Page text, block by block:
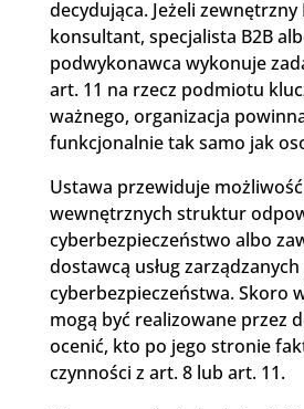
decydująca. Jeżeli zewnętrzny
konsultant, specjalista B2B
podwykonawca wykonuje
art. 11 na rzecz podmiotu
ważnego, organizacja
funkcjonalnie tak samo jak
Ustawa przewiduje
wewnętrznych struktur
cyberbezpieczeństwo albo
dostawcą usług
cyberbezpieczeństwa. Skoro
mogą być realizowane przez
ocenić, kto po jego stronie
czynności z art. 8 lub art. 11.